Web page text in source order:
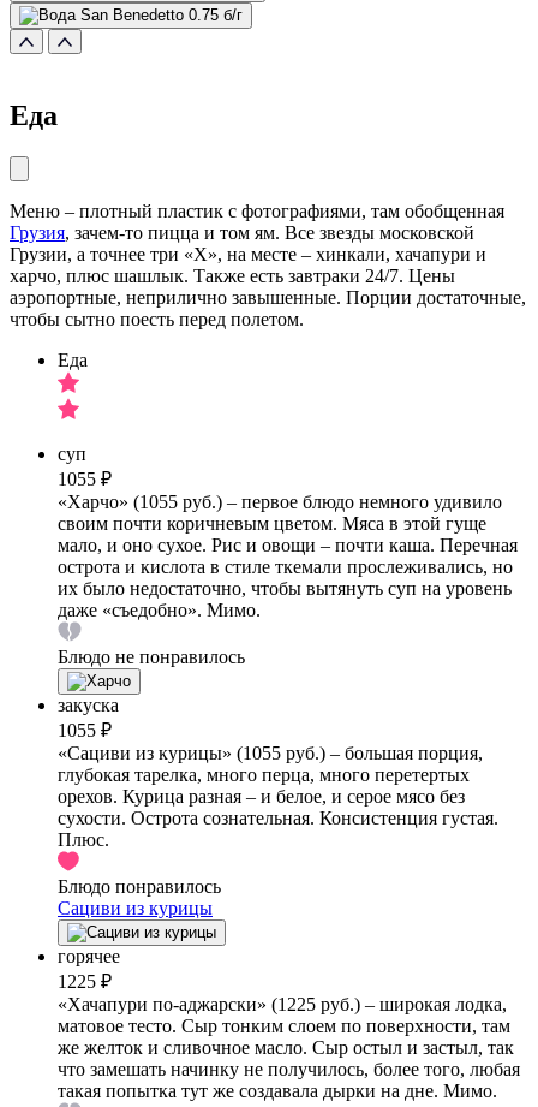
Еда
Меню – плотный пластик с фотографиями, там обобщенная
Грузия, зачем-то пицца и том ям. Все звезды московской
Грузии, а точнее три «Х», на месте – хинкали, хачапури и
харчо, плюс шашлык. Также есть завтраки 24/7. Цены
аэропортные, неприлично завышенные. Порции достаточные,
чтобы сытно поесть перед полетом.
Еда
суп
1055 ₽
«Харчо» (1055 руб.) – первое блюдо немного удивило
своим почти коричневым цветом. Мяса в этой гуще
мало, и оно сухое. Рис и овощи – почти каша. Перечная
острота и кислота в стиле ткемали прослеживались, но
их было недостаточно, чтобы вытянуть суп на уровень
даже «съедобно». Мимо.
Блюдо не понравилось
закуска
1055 ₽
«Сациви из курицы» (1055 руб.) – большая порция,
глубокая тарелка, много перца, много перетертых
орехов. Курица разная – и белое, и серое мясо без
сухости. Острота сознательная. Консистенция густая.
Плюс.
Блюдо понравилось
Сациви из курицы
горячее
1225 ₽
«Хачапури по-аджарски» (1225 руб.) – широкая лодка,
матовое тесто. Сыр тонким слоем по поверхности, там
же желток и сливочное масло. Сыр остыл и застыл, так
что замешать начинку не получилось, более того, любая
такая попытка тут же создавала дырки на дне. Мимо.